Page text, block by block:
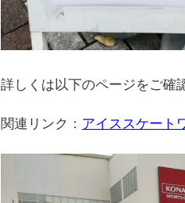
詳しくは以下のページをご確
関連リンク： アイススケート